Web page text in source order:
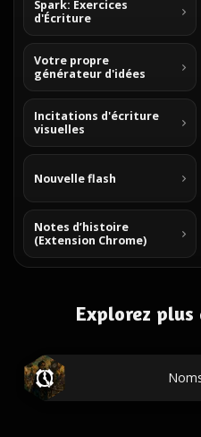
Spark: Exercices
d'Écriture
Votre propre
générateur d'idées
Incitations d'écriture
visuelles
Nouvelle flash
Notes d’histoire
(Extension Chrome)
Explorez plus